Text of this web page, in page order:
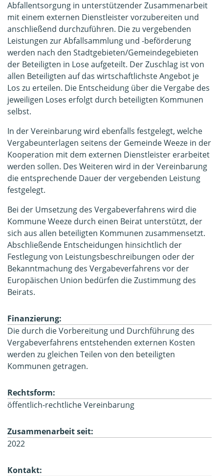
Abfallentsorgung in unterstützender Zusammenarbeit
mit einem externen Dienstleister vorzubereiten und
anschließend durchzuführen. Die zu vergebenden
Leistungen zur Abfallsammlung und -beförderung
werden nach den Stadtgebieten/Gemeindegebieten
der Beteiligten in Lose aufgeteilt. Der Zuschlag ist von
allen Beteiligten auf das wirtschaftlichste Angebot je
Los zu erteilen. Die Entscheidung über die Vergabe des
jeweiligen Loses erfolgt durch beteiligten Kommunen
selbst.
In der Vereinbarung wird ebenfalls festgelegt, welche
Vergabeunterlagen seitens der Gemeinde Weeze in der
Kooperation mit dem externen Dienstleister erarbeitet
werden sollen. Des Weiteren wird in der Vereinbarung
die entsprechende Dauer der vergebenden Leistung
festgelegt.
Bei der Umsetzung des Vergabeverfahrens wird die
Kommune Weeze durch einen Beirat unterstützt, der
sich aus allen beteiligten Kommunen zusammensetzt.
Abschließende Entscheidungen hinsichtlich der
Festlegung von Leistungsbeschreibungen oder der
Bekanntmachung des Vergabeverfahrens vor der
Europäischen Union bedürfen die Zustimmung des
Beirats.
Finanzierung:
Die durch die Vorbereitung und Durchführung des
Vergabeverfahrens entstehenden externen Kosten
werden zu gleichen Teilen von den beteiligten
Kommunen getragen.
Rechtsform:
öffentlich-rechtliche Vereinbarung
Zusammenarbeit seit:
2022
Kontakt: